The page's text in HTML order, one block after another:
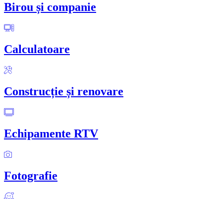
Birou și companie
Calculatoare
Construcție și renovare
Echipamente RTV
Fotografie